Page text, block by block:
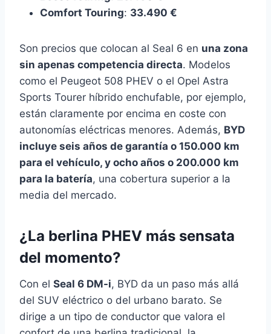
Comfort Touring: 33.490 €
Son precios que colocan al Seal 6 en una zona
sin apenas competencia directa. Modelos
como el Peugeot 508 PHEV o el Opel Astra
Sports Tourer híbrido enchufable, por ejemplo,
están claramente por encima en coste con
autonomías eléctricas menores. Además, BYD
incluye seis años de garantía o 150.000 km
para el vehículo, y ocho años o 200.000 km
para la batería, una cobertura superior a la
media del mercado.
¿La berlina PHEV más sensata
del momento?
Con el Seal 6 DM-i, BYD da un paso más allá
del SUV eléctrico o del urbano barato. Se
dirige a un tipo de conductor que valora el